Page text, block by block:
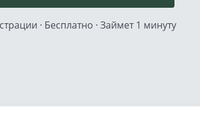
· Бесплатно · Займет 1 минуту